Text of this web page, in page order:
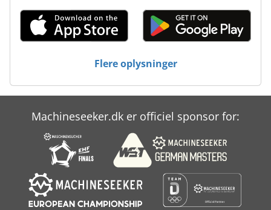
Flere oplysninger
Machineseeker.dk er officiel sponsor for: